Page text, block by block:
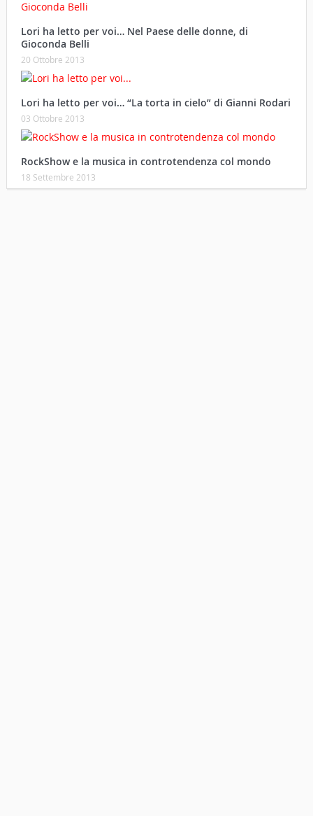
Lori ha letto per voi… Nel Paese delle donne, di
Gioconda Belli
20 Ottobre 2013
Lori ha letto per voi… “La torta in cielo” di Gianni Rodari
03 Ottobre 2013
RockShow e la musica in controtendenza col mondo
18 Settembre 2013